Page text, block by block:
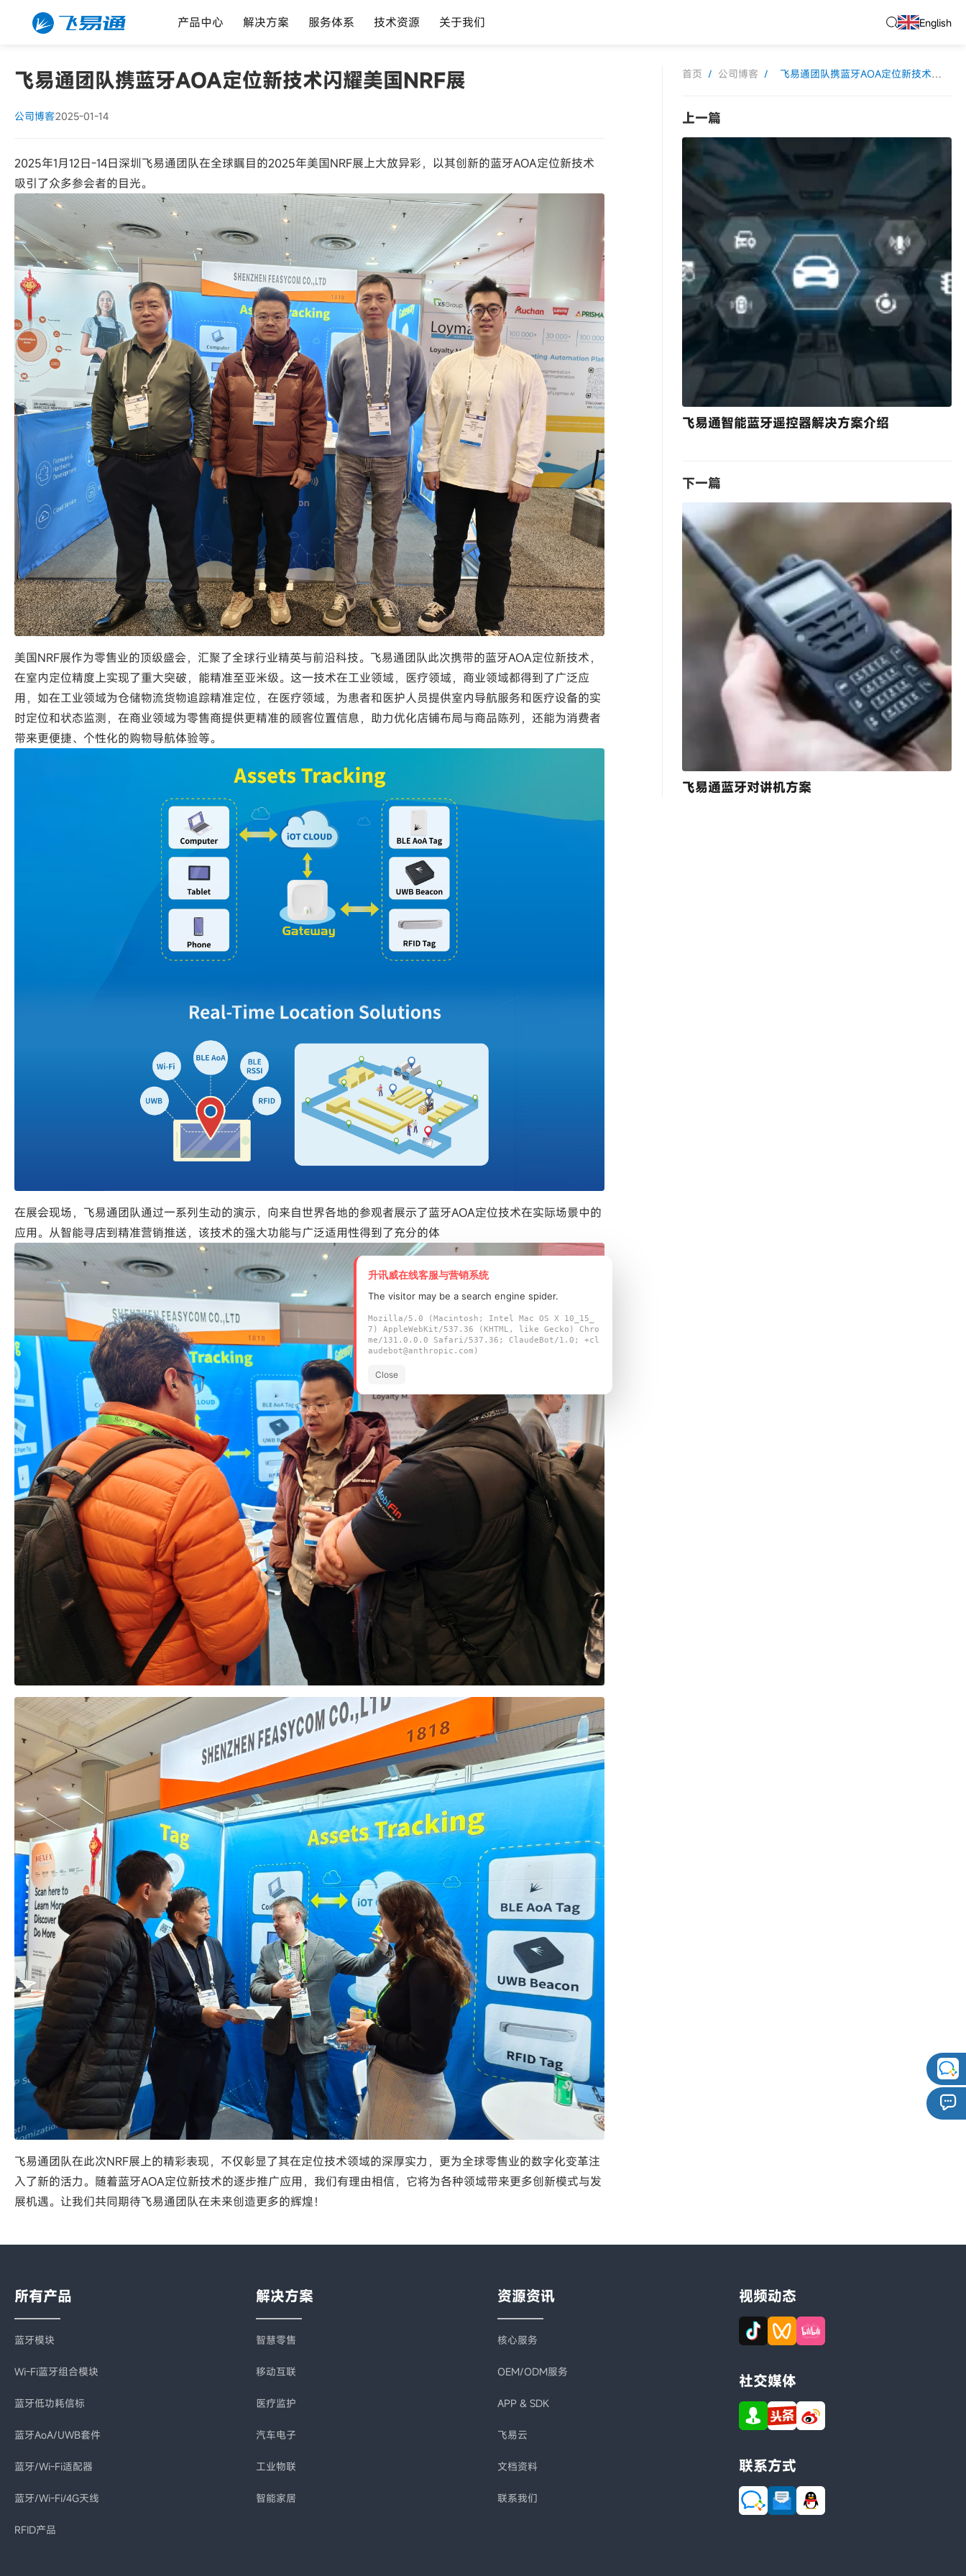
产品中心 解决方案 服务体系 技术资源 关于我们 English
飞易通团队携蓝牙AOA定位新技术闪耀美国NRF展
公司博客2025-01-14
2025年1月12日-14日深圳飞易通团队在全球瞩目的2025年美国NRF展上大放异彩，以其创新的蓝牙AOA定位新技术
吸引了众多参会者的目光。
美国NRF展作为零售业的顶级盛会，汇聚了全球行业精英与前沿科技。飞易通团队此次携带的蓝牙AOA定位新技术，
在室内定位精度上实现了重大突破，能精准至亚米级。这一技术在工业领域，医疗领域，商业领域都得到了广泛应
用，如在工业领域为仓储物流货物追踪精准定位，在医疗领域，为患者和医护人员提供室内导航服务和医疗设备的实
时定位和状态监测，在商业领域为零售商提供更精准的顾客位置信息，助力优化店铺布局与商品陈列，还能为消费者
带来更便捷、个性化的购物导航体验等。
在展会现场，飞易通团队通过一系列生动的演示，向来自世界各地的参观者展示了蓝牙AOA定位技术在实际场景中的
应用。从智能寻店到精准营销推送，该技术的强大功能与广泛适用性得到了充分的体
飞易通团队在此次NRF展上的精彩表现，不仅彰显了其在定位技术领域的深厚实力，更为全球零售业的数字化变革注
入了新的活力。随着蓝牙AOA定位新技术的逐步推广应用，我们有理由相信，它将为各种领域带来更多创新模式与发
展机遇。让我们共同期待飞易通团队在未来创造更多的辉煌！
首页 / 公司博客 / 飞易通团队携蓝牙AOA定位新技术闪耀美国NRF展
上一篇
飞易通智能蓝牙遥控器解决方案介绍
下一篇
飞易通蓝牙对讲机方案
所有产品
蓝牙模块
Wi-Fi蓝牙组合模块
蓝牙低功耗信标
蓝牙AoA/UWB套件
蓝牙/Wi-Fi适配器
蓝牙/Wi-Fi/4G天线
RFID产品
解决方案
智慧零售
移动互联
医疗监护
汽车电子
工业物联
智能家居
资源资讯
核心服务
OEM/ODM服务
APP & SDK
飞易云
文档资料
联系我们
视频动态
社交媒体
联系方式
升讯威在线客服与营销系统
The visitor may be a search engine spider.
Mozilla/5.0 (Macintosh; Intel Mac OS X 10_15_
7) AppleWebKit/537.36 (KHTML, like Gecko) Chro
me/131.0.0.0 Safari/537.36; ClaudeBot/1.0; +cl
audebot@anthropic.com)
Close